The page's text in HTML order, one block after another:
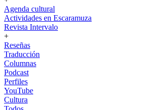
Agenda cultural
Actividades en Escaramuza
Revista Intervalo
+
Reseñas
Traducción
Columnas
Podcast
Perfiles
YouTube
Cultura